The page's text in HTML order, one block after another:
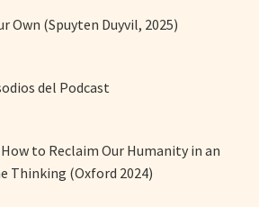
Own (Spuyten Duyvil, 2025)
del Podcast
to Reclaim Our Humanity in an
Thinking (Oxford 2024)